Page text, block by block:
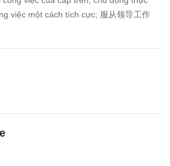
việc một cách tích cực; 服从领导工作